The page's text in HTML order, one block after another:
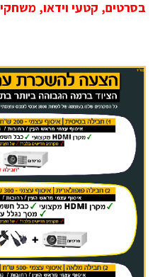
בסרטים, קטעי וידאו, משחקי